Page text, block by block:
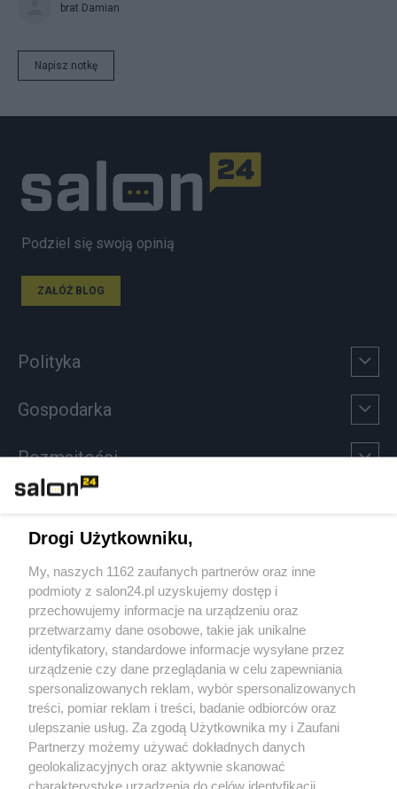
brat Damian
Napisz notkę
Podziel się swoją opinią
ZAŁÓŻ BLOG
Polityka
Gospodarka
Rozmaitości
Sport
Społeczeństwo
Kultura
X Facebook Instagram Youtube
Drogi Użytkowniku,
My, naszych 1162 zaufanych partnerów oraz inne
podmioty z salon24.pl uzyskujemy dostęp i
przechowujemy informacje na urządzeniu oraz
przetwarzamy dane osobowe, takie jak unikalne
identyfikatory, standardowe informacje wysyłane przez
urządzenie czy dane przeglądania w celu zapewniania
spersonalizowanych reklam, wybór spersonalizowanych
treści, pomiar reklam i treści, badanie odbiorców oraz
ulepszanie usług. Za zgodą Użytkownika my i Zaufani
Partnerzy możemy używać dokładnych danych
geolokalizacyjnych oraz aktywnie skanować
charakterystykę urządzenia do celów identyfikacji.